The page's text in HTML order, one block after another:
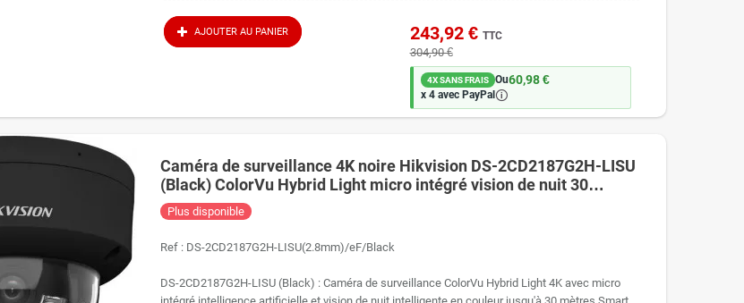
AJOUTER AU PANIER 243,92 € TTC
304,90 €
4X SANS FRAIS Ou60,98 €
x 4 avec PayPal🛈
Caméra de surveillance 4K noire Hikvision DS-2CD2187G2H-LISU
(Black) ColorVu Hybrid Light micro intégré vision de nuit 30
mètres
Plus disponible
Ref : DS-2CD2187G2H-LISU(2.8mm)/eF/Black
DS-2CD2187G2H-LISU (Black) : Caméra de surveillance ColorVu Hybrid Light 4K avec micro